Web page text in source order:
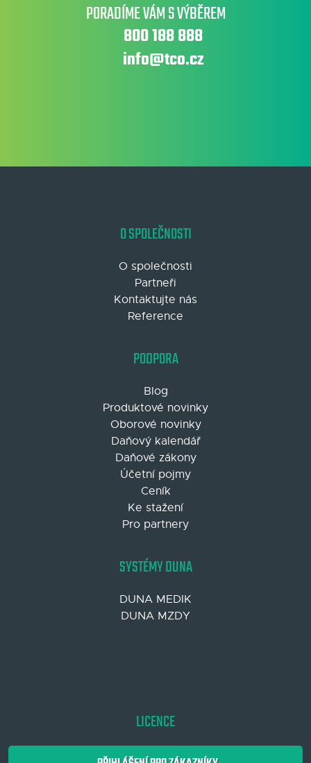
PORADÍME VÁM S VÝBĚREM
800 188 888
info@tco.cz
O SPOLEČNOSTI
O společnosti
Partneři
Kontaktujte nás
Reference
PODPORA
Blog
Produktové novinky
Oborové novinky
Daňový kalendář
Daňové zákony
Účetní pojmy
Ceník
Ke stažení
Pro partnery
SYSTÉMY DUNA
DUNA MEDIK
DUNA MZDY
LICENCE